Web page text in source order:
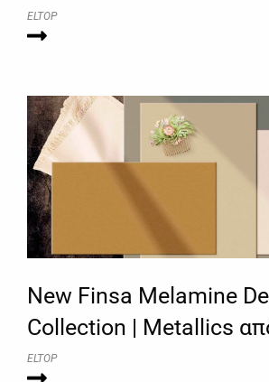
ELTOP
New Finsa Melamine
Collection | Metallics
ELTOP